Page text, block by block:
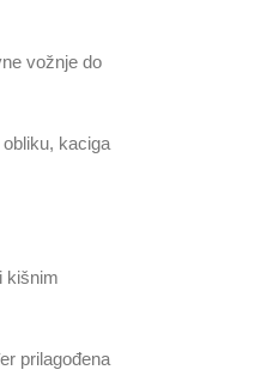
vožnje do
kaciga
kišnim
prilagođena